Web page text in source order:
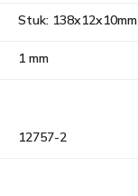
Stuk: 138x12x10mm
1 mm
12757-2